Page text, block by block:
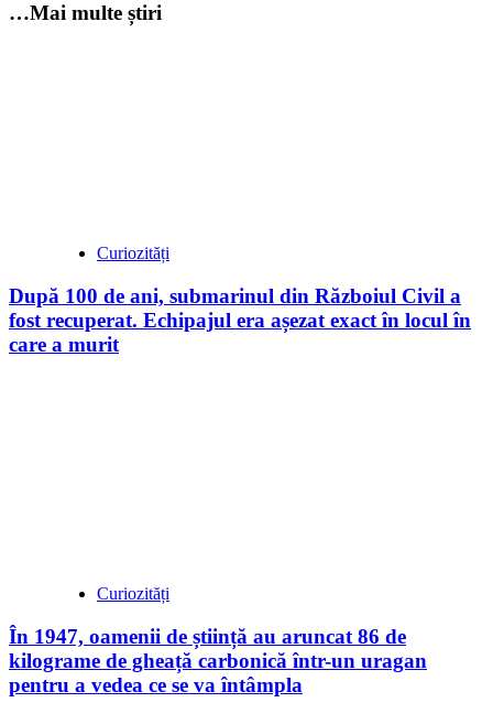
…Mai multe știri
Curiozități
După 100 de ani, submarinul din Războiul Civil a
fost recuperat. Echipajul era așezat exact în locul în
care a murit
Curiozități
În 1947, oamenii de știință au aruncat 86 de
kilograme de gheață carbonică într-un uragan
pentru a vedea ce se va întâmpla